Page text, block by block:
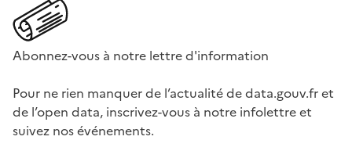
Abonnez-vous à notre lettre d'information
Pour ne rien manquer de l’actualité de data.gouv.fr et
de l’open data, inscrivez-vous à notre infolettre et
suivez nos événements.